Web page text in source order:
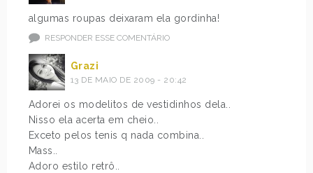
algumas roupas deixaram ela gordinha!
RESPONDER ESSE COMENTÁRIO
Grazi
13 DE MAIO DE 2009 - 20:42
Adorei os modelitos de vestidinhos dela..
Nisso ela acerta em cheio..
Exceto pelos tenis q nada combina..
Mass..
Adoro estilo retrô..